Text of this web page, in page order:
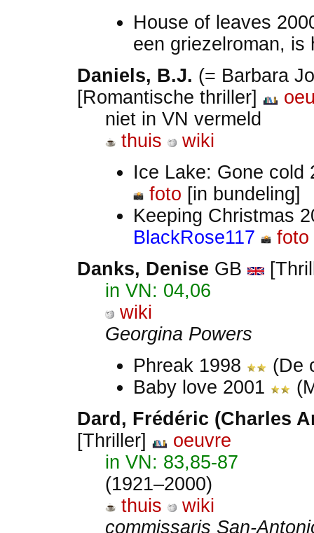
House of leaves
een griezelroman, is
Daniels, B.J. (= Barbara
[Romantische thriller]
niet in VN vermeld
thuis
wiki
Ice Lake: Gone
foto [in bundeling]
Keeping Christmas
BlackRose117
foto
Danks, Denise GB
in VN: 04,06
wiki
Georgina Powers
Phreak 1998
(De
Baby love 2001
Dard, Frédéric (Charles
[Thriller]
oeuvre
in VN: 83,85-87
(1921–2000)
thuis
wiki
commissaris San-